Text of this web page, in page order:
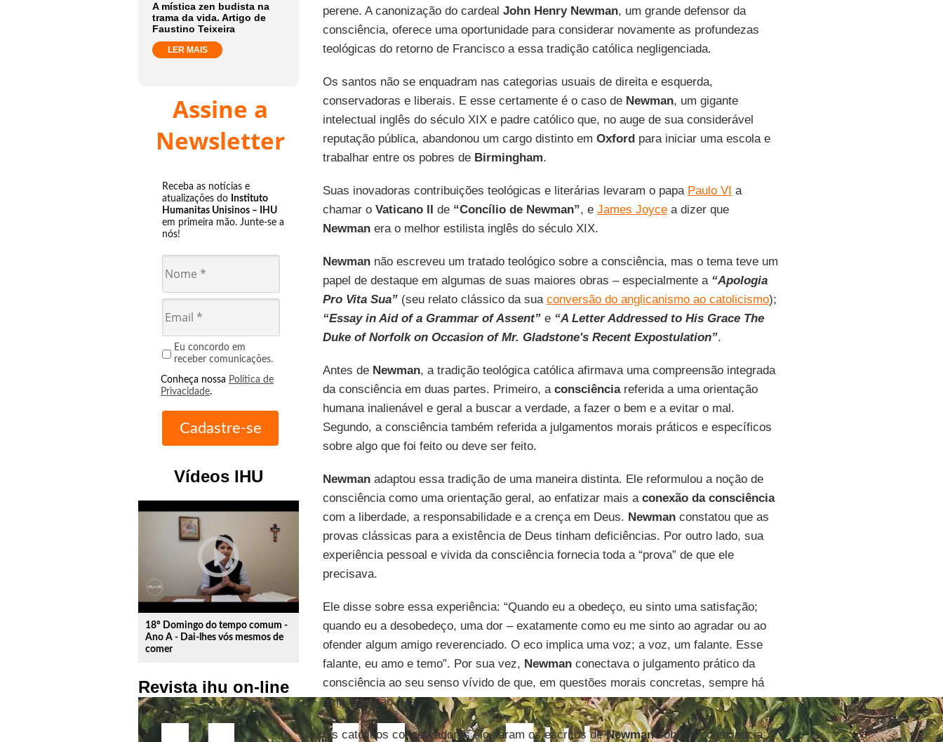
A mística zen budista na
trama da vida. Artigo de
Faustino Teixeira
LER MAIS
Assine a
Newsletter
Receba as notícias e
atualizações do Instituto
Humanitas Unisinos – IHU
em primeira mão. Junte-se a
nós!
Eu concordo em
receber comunicações.
Conheça nossa Política de
Privacidade.
Vídeos IHU
play_circle_outline
18º Domingo do tempo comum -
Ano A - Dai-lhes vós mesmos de
comer
Revista ihu on-line
perene. A canonização do cardeal John Henry Newman, um grande defensor da
consciência, oferece uma oportunidade para considerar novamente as profundezas
teológicas do retorno de Francisco a essa tradição católica negligenciada.
Os santos não se enquadram nas categorias usuais de direita e esquerda,
conservadoras e liberais. E esse certamente é o caso de Newman, um gigante
intelectual inglês do século XIX e padre católico que, no auge de sua considerável
reputação pública, abandonou um cargo distinto em Oxfordpara iniciar uma escola e
trabalhar entre os pobres de Birmingham.
Suas inovadoras contribuições teológicas e literárias levaram o papa Paulo VI a
chamar o Vaticano II de “Concílio de Newman”, e James Joycea dizer que
Newmanera o melhor estilista inglês do século XIX.
Newmannão escreveu um tratado teológico sobre a consciência, mas o tema teve um
papel de destaque em algumas de suas maiores obras – especialmente a “Apologia
Pro Vita Sua” (seu relato clássico da sua conversão do anglicanismo ao catolicismo);
“Essay in Aid of a Grammar of Assent” e “A Letter Addressed to His Grace The
Duke of Norfolk on Occasion of Mr. Gladstone's Recent Expostulation”.
Antes de Newman, a tradição teológica católica afirmava uma compreensão integrada
da consciência em duas partes. Primeiro, a consciênciareferida a uma orientação
humana inalienável e geral a buscar a verdade, a fazer o bem e a evitar o mal.
Segundo, a consciência também referida a julgamentos morais práticos e específicos
sobre algo que foi feito ou deve ser feito.
Newmanadaptou essa tradição de uma maneira distinta. Ele reformulou a noção de
consciência como uma orientação geral, ao enfatizar mais a conexão da consciência
com a liberdade, a responsabilidade e a crença em Deus. Newmanconstatou que as
provas clássicas para a existência de Deus tinham deficiências. Por outro lado, sua
experiência pessoal e vivida da consciência fornecia toda a “prova” de que ele
precisava.
Ele disse sobre essa experiência: “Quando eu a obedeço, eu sinto uma satisfação;
quando eu a desobedeço, uma dor – exatamente como eu me sinto ao agradar ou ao
ofender algum amigo reverenciado. O eco implica uma voz; a voz, um falante. Esse
falante, eu amo e temo”. Por sua vez, Newmanconectava o julgamento prático da
consciência ao seu senso vívido de que, em questões morais concretas, sempre há
uma exceção à regra.
Os católicos conservadores elogiaram os escritos deNewmansobre a consciência